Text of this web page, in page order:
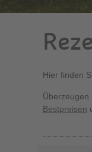
Hier finden
Überzeugen
Bestpreisen